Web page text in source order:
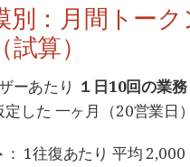
別：月間トー
算）
ーあたり １日10回の業
した 一ヶ月（20営業日
： 1往復あたり 平均